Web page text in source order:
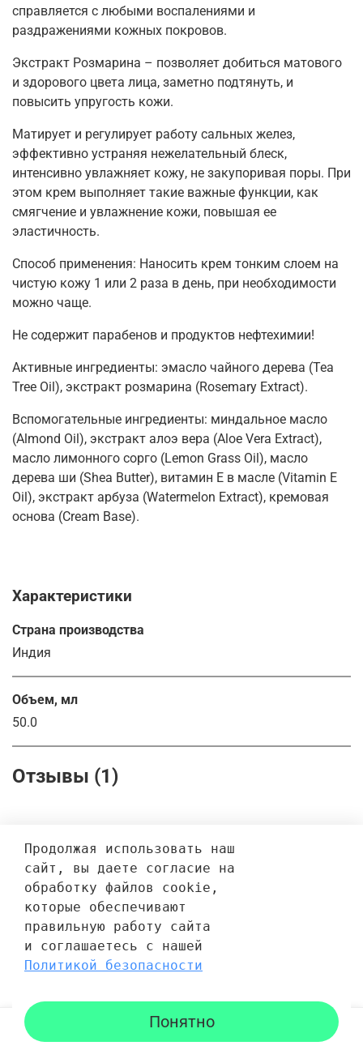
справляется с любыми воспалениями и
раздражениями кожных покровов.
Экстракт Розмарина – позволяет добиться матового
и здорового цвета лица, заметно подтянуть, и
повысить упругость кожи.
Матирует и регулирует работу сальных желез,
эффективно устраняя нежелательный блеск,
интенсивно увлажняет кожу, не закупоривая поры. При
этом крем выполняет такие важные функции, как
смягчение и увлажнение кожи, повышая ее
эластичность.
Способ применения: Наносить крем тонким слоем на
чистую кожу 1 или 2 раза в день, при необходимости
можно чаще.
Не содержит парабенов и продуктов нефтехимии!
Активные ингредиенты: эмасло чайного дерева (Tea
Tree Oil), экстракт розмарина (Rosemary Extract).
Вспомогательные ингредиенты: миндальное масло
(Almond Oil), экстракт алоэ вера (Aloe Vera Extract),
масло лимонного сорго (Lemon Grass Oil), масло
дерева ши (Shea Butter), витамин Е в масле (Vitamin E
Oil), экстракт арбуза (Watermelon Extract), кремовая
основа (Cream Base).
Характеристики
Страна производства
Индия
Объем, мл
50.0
Отзывы (1)
александр
Самый лучший крем от прыщей и жирной кожи!!!
Работает на 100!!!!
Каталог Поиск Корзина Избранное Профиль
Продолжая использовать наш
сайт, вы даете согласие на
обработку файлов cookie,
которые обеспечивают
правильную работу сайта
и соглашаетесь с нашей
Политикой безопасности
Понятно